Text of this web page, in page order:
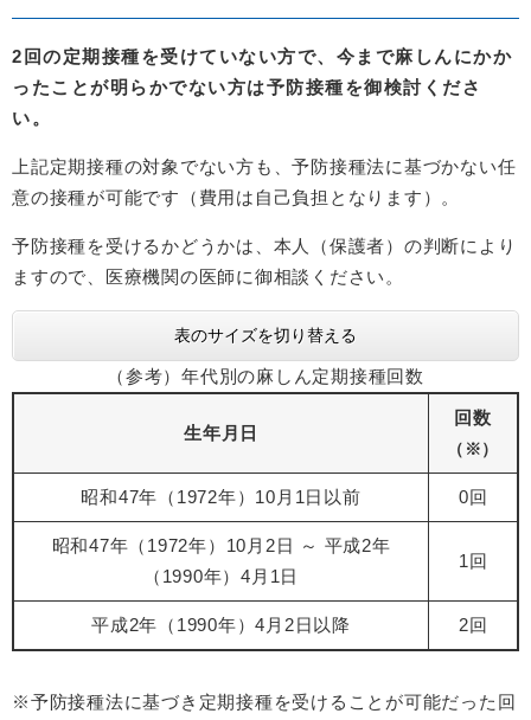
2回の定期接種を受けていない方で、今まで麻しんにかか
ったことが明らかでない方は予防接種を御検討くださ
い。
上記定期接種の対象でない方も、予防接種法に基づかない任
意の接種が可能です（費用は自己負担となります）。
予防接種を受けるかどうかは、本人（保護者）の判断により
ますので、医療機関の医師に御相談ください。
表のサイズを切り替える
（参考）年代別の麻しん定期接種回数
生年月日
回数
（※）
昭和47年（1972年）10月1日以前 0回
昭和47年（1972年）10月2日 ～ 平成2年
（1990年）4月1日
1回
平成2年（1990年）4月2日以降 2回
※予防接種法に基づき定期接種を受けることが可能だった回